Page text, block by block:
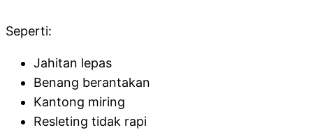
Seperti:
Jahitan lepas
Benang berantakan
Kantong miring
Resleting tidak rapi